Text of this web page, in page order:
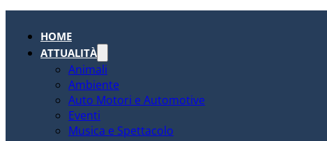
HOME
ATTUALITÀ
Animali
Ambiente
Auto Motori e Automotive
Eventi
Musica e Spettacolo